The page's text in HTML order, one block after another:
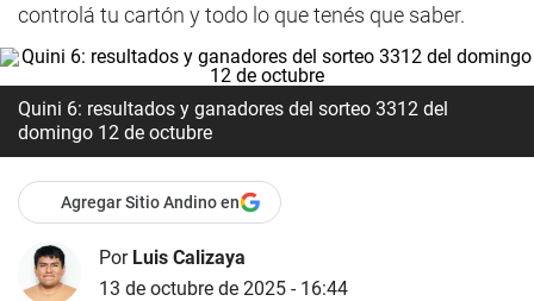
controlá tu cartón y todo lo que tenés que saber.
Quini 6: resultados y ganadores del sorteo 3312 del
domingo 12 de octubre
Agregar Sitio Andino en
Por Luis Calizaya
13 de octubre de 2025 - 16:44